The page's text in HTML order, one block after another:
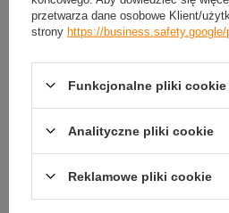
odbioru
Smile - dostawy ze sklepów internetowych
darmoWięcej informacji.
przetwarza dane osobowe Klient/
strony https://
Funkcjonalne pliki cookie
Analityczne pliki cookie
Reklamowe pliki cookie